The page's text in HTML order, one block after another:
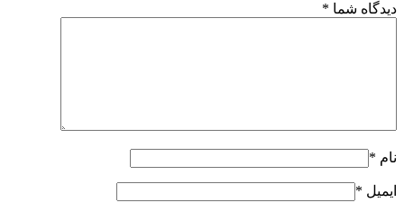
دیدگاه شما *
نام *
ایمیل *